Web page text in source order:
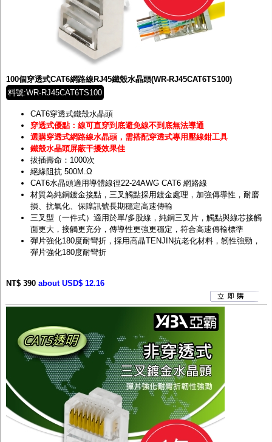
100個穿透式CAT6網路線RJ45鐵殼水晶頭(WR-RJ45CAT6TS100)
料號:WR-RJ45CAT6TS100
CAT6穿透式鐵殼水晶頭
穿透式優點：線可直穿到底避免線不到底無法導通
選購穿透式網路線水晶頭，需搭配穿透式專用壓線鉗工具
鐵殼水晶頭屏蔽干擾效果佳
拔插壽命：1000次
絕緣阻抗 500M.Ω
CAT6水晶頭適用導體線徑22-24AWG CAT6 網路線
材質為純銅鍍金接點，三叉觸點採用鍍金處理，加強傳導性，耐磨
損、抗氧化、保障訊號長期穩定高速傳輸
三叉型（一件式）適用於單/多股線，純銅三叉片，觸點與線芯接觸
面更大，接觸更充分，傳導性更強更穩定，符合高速傳輸標準
彈片強化180度耐彎折，採用高晶TENJIN抗老化材料，韌性強勁，
彈片強化180度耐彎折
NT$ 390 about USD$ 12.16